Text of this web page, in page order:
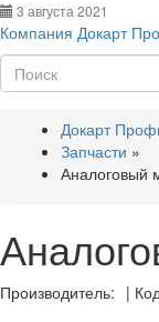
3 августа 2021
Компания Докарт
Докарт
Запчасти »
Аналоговый
Производитель: |